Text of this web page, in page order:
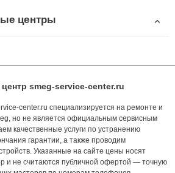
центры
smeg-service-center.ru
center.ru специализируется на ремонте и
но не является официальным сервисным
качественные услуги по устранению
гарантии, а также проводим
Указанные на сайте цены носят
и не считаются публичной офертой — точную